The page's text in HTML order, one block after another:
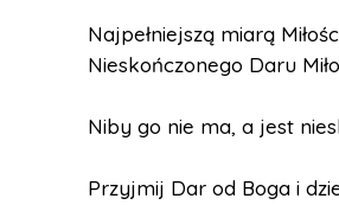
Najpełniejszą miarą
Nieskończonego Daru
Niby go nie ma, a jest
Przyjmij Dar od Boga i